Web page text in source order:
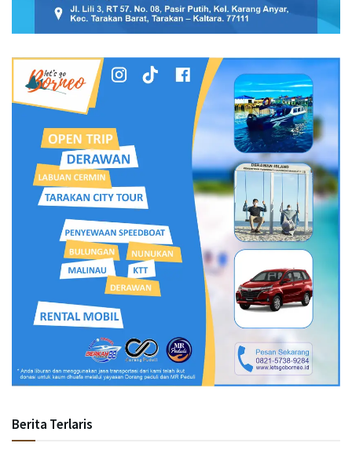
Berita Terlaris